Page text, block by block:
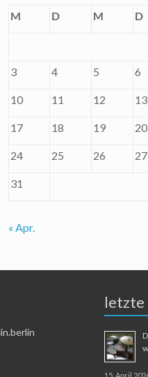
M D M D
3 4 5 6
10 11 12 13
17 18 19 20
24 25 26 27
31
« Apr.
letzte